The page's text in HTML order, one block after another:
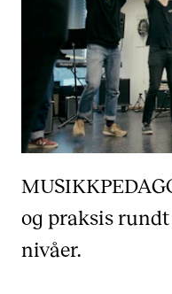
og praksis
nivåer.